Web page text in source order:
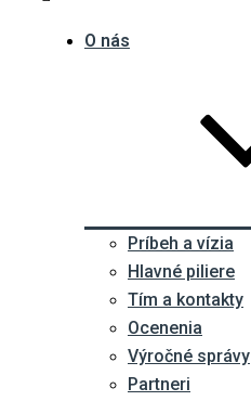
O nás
Príbeh a vízia
Hlavné piliere
Tím a kontakty
Ocenenia
Výročné správy
Partneri